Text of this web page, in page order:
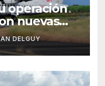
operación
nuevas
y Tolú
DELGUY